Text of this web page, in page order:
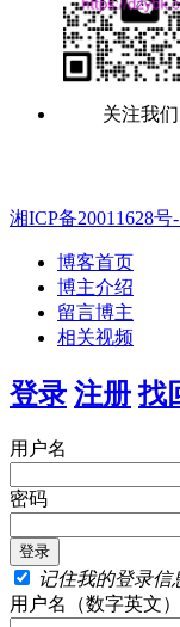
关注我们
湘ICP备20011628号-
博客首页
博主介绍
留言博主
相关视频
登录 注册 找
用户名
密码
记住我的登录信
用户名（数字英文